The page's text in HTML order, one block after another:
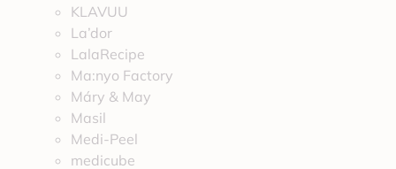
KLAVUU
La’dor
LalaRecipe
Ma:nyo Factory
Máry & May
Masil
Medi-Peel
medicube